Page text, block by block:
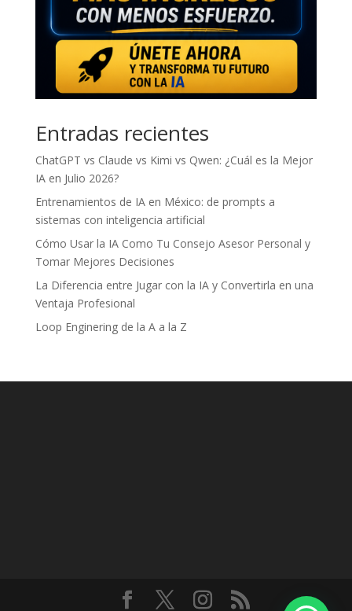
Entradas recientes
ChatGPT vs Claude vs Kimi vs Qwen: ¿Cuál es la Mejor
IA en Julio 2026?
Entrenamientos de IA en México: de prompts a
sistemas con inteligencia artificial
Cómo Usar la IA Como Tu Consejo Asesor Personal y
Tomar Mejores Decisiones
La Diferencia entre Jugar con la IA y Convertirla en una
Ventaja Profesional
Loop Enginering de la A a la Z